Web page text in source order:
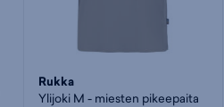
Rukka
Ylijoki M - miesten pikeepaita